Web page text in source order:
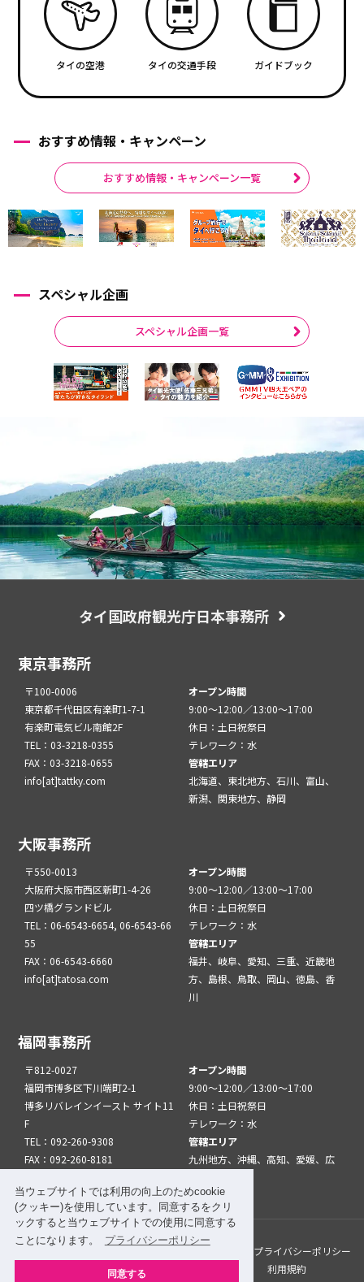
当ウェブサイトでは利用の向上のためcookie
(クッキー)を使用しています。同意するをクリ
ックすると当ウェブサイトでの使用に同意する
ことになります。
プライバシーポリシー
同意する
タイの空港 タイの交通手段 ガイドブック
おすすめ情報・キャンペーン
おすすめ情報・キャンペーン一覧
スペシャル企画
スペシャル企画一覧
タイ国政府観光庁日本事務所
東京事務所
〒100-0006
東京都千代田区有楽町1-7-1
有楽町電気ビル南館2F
TEL：03-3218-0355
FAX：03-3218-0655
info[at]tattky.com
オープン時間
9:00～12:00／13:00～17:00
休日：土日祝祭日
テレワーク：水
管轄エリア
北海道、東北地方、石川、富山、
新潟、関東地方、静岡
大阪事務所
〒550-0013
大阪府大阪市西区新町1-4-26
四ツ橋グランドビル
TEL：06-6543-6654, 06-6543-66
55
FAX：06-6543-6660
info[at]tatosa.com
オープン時間
9:00～12:00／13:00～17:00
休日：土日祝祭日
テレワーク：水
管轄エリア
福井、岐阜、愛知、三重、近畿地
方、島根、鳥取、岡山、徳島、香
川
福岡事務所
〒812-0027
福岡市博多区下川端町2-1
博多リバレインイースト サイト11
F
TEL：092-260-9308
FAX：092-260-8181
オープン時間
9:00～12:00／13:00～17:00
休日：土日祝祭日
テレワーク：水
管轄エリア
九州地方、沖縄、高知、愛媛、広
このサイトについて
プライバシーポリシー
サイトマップ
関係機関・団体について 利用規約